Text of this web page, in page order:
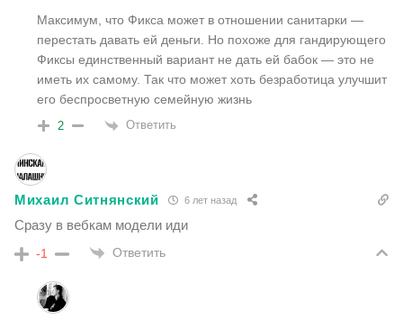
Максимум, что Фикса может в отношении санитарки —
перестать давать ей деньги. Но похоже для гандирующего
Фиксы единственный вариант не дать ей бабок — это не
иметь их самому. Так что может хоть безработица улучшит
его беспросветную семейную жизнь
2 Ответить
Михаил Ситнянский 6 лет назад
Сразу в вебкам модели иди
-1 Ответить